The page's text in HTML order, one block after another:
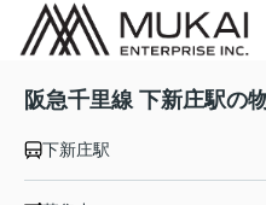
阪急千里線 下新庄駅の
下新庄駅